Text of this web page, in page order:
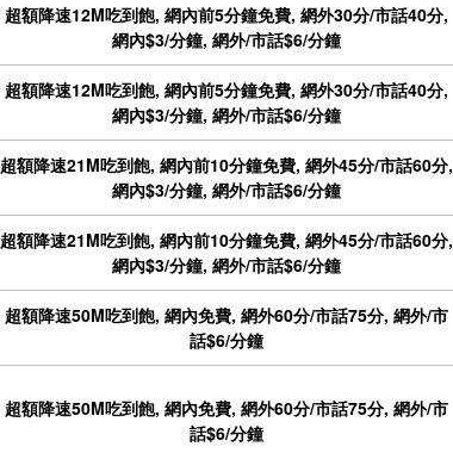
超額降速12M吃到飽, 網內前5分鐘免費, 網外30分/市話40分,
網內$3/分鐘, 網外/市話$6/分鐘
超額降速12M吃到飽, 網內前5分鐘免費, 網外30分/市話40分,
網內$3/分鐘, 網外/市話$6/分鐘
超額降速21M吃到飽, 網內前10分鐘免費, 網外45分/市話60分,
網內$3/分鐘, 網外/市話$6/分鐘
超額降速21M吃到飽, 網內前10分鐘免費, 網外45分/市話60分,
網內$3/分鐘, 網外/市話$6/分鐘
超額降速50M吃到飽, 網內免費, 網外60分/市話75分, 網外/市
話$6/分鐘
超額降速50M吃到飽, 網內免費, 網外60分/市話75分, 網外/市
話$6/分鐘